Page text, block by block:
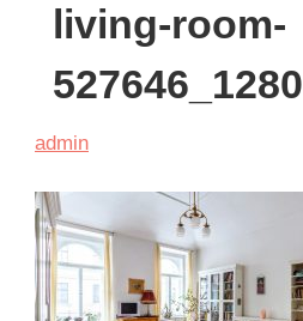
living-room-
527646_1280
admin